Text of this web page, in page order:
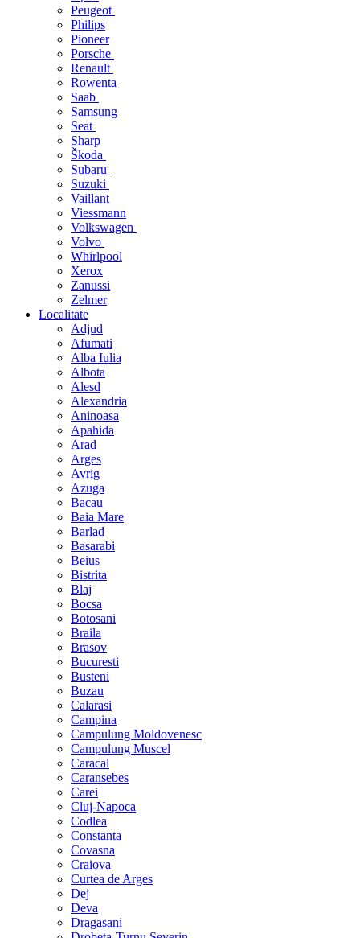
Peugeot
Philips
Pioneer
Porsche
Renault
Rowenta
Saab
Samsung
Seat
Sharp
Škoda
Subaru
Suzuki
Vaillant
Viessmann
Volkswagen
Volvo
Whirlpool
Xerox
Zanussi
Zelmer
Localitate
Adjud
Afumati
Alba Iulia
Albota
Alesd
Alexandria
Aninoasa
Apahida
Arad
Arges
Avrig
Azuga
Bacau
Baia Mare
Barlad
Basarabi
Beius
Bistrita
Blaj
Bocsa
Botosani
Braila
Brasov
Bucuresti
Busteni
Buzau
Calarasi
Campina
Campulung Moldovenesc
Campulung Muscel
Caracal
Caransebes
Carei
Cluj-Napoca
Codlea
Constanta
Covasna
Craiova
Curtea de Arges
Dej
Deva
Dragasani